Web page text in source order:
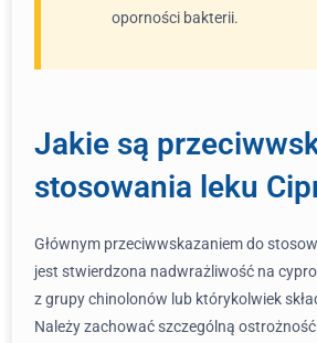
oporności bakterii.
Jakie są
stosowania leku
Głównym przeciwwskazaniem do
jest stwierdzona nadwrażliwość na
z grupy chinolonów lub którykolwiek
Należy zachować szczególną